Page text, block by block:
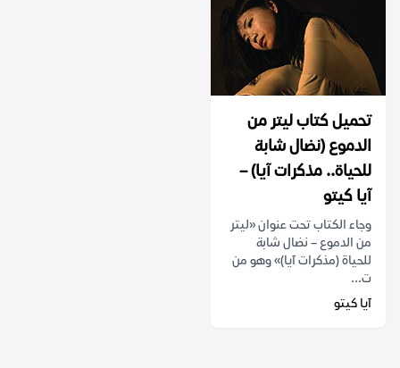
تحميل كتاب ‫ليتر من
الدموع (نضال شابة
للحياة.. مذكرات آيا)‬ –
آيا كيتو
وجاء الكتاب تحت عنوان «ليتر
من الدموع – نضال شابة
للحياة (مذكرات ‏آيا)» وهو من
ت...
آيا كيتو